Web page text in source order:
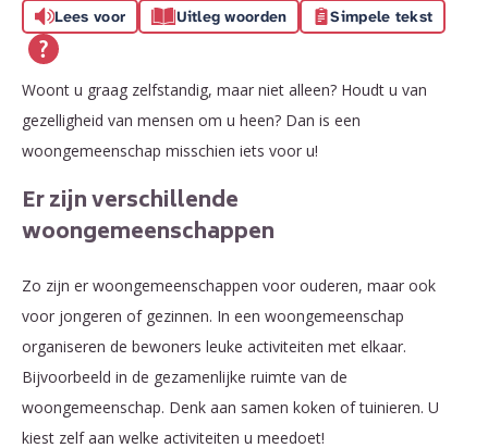
Lees voor Uitleg woorden Simpele tekst
Woont u graag zelfstandig, maar niet alleen? Houdt u van
gezelligheid van mensen om u heen? Dan is een
woongemeenschap misschien iets voor u!
Er zijn verschillende
woongemeenschappen
Zo zijn er woongemeenschappen voor ouderen, maar ook
voor jongeren of gezinnen. In een woongemeenschap
organiseren de bewoners leuke activiteiten met elkaar.
Bijvoorbeeld in de gezamenlijke ruimte van de
woongemeenschap. Denk aan samen koken of tuinieren. U
kiest zelf aan welke activiteiten u meedoet!